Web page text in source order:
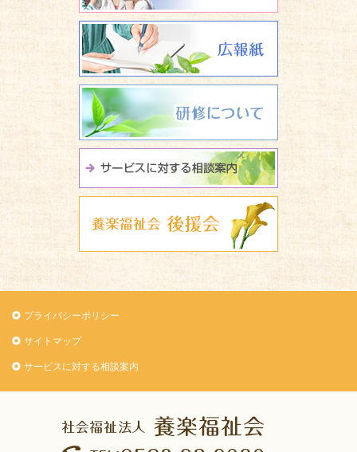
サービスに
プライバシーポリシー
サイトマップ
サービスに対する相談案内